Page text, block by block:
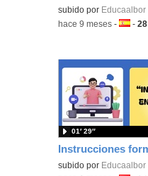
Contenido educativo.
subido por Educaalbor
-hace 9 meses -Idioma:
-28
Contenido educativo.
subido por Educaalbor
01′ 29″